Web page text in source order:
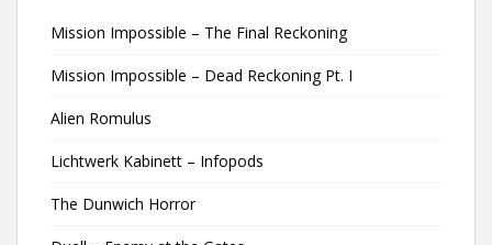
Mission Impossible – The Final Reckoning
Mission Impossible – Dead Reckoning Pt. I
Alien Romulus
Lichtwerk Kabinett – Infopods
The Dunwich Horror